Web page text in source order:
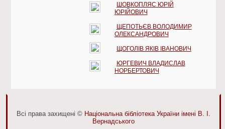
ШОВКОПЛЯС ЮРІЙ
ЮРІЙОВИЧ
ЩЕПОТЬЄВ ВОЛОДИМИР
ОЛЕКСАНДРОВИЧ
ЩОГОЛІВ ЯКІВ ІВАНОВИЧ
ЮРГЕВИЧ ВЛАДИСЛАВ
НОРБЕРТОВИЧ
Всі права захищені © Національна бібліотека України імені В. І.
Вернадського